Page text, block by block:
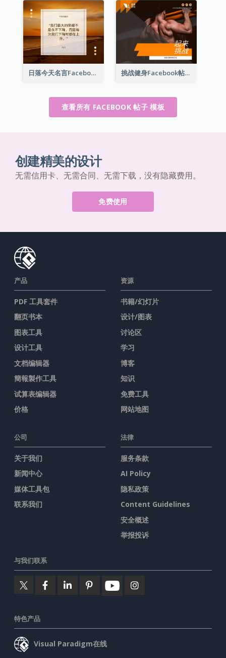
日落今天名言Facebook帖子 挑战健身Facebook帖子
查看所有 FACEBOOK 帖子 模板
创建精美的设计
无需信用卡、无需合同、无需下载，没有隐藏费用。
免费使用
产品
PDF 工具套件
翻页书本
图表工具
设计工具
文档编辑器
簡報製作工具
试算表编辑器
价格
资源
书籍/幻灯片
设计/图表
讨论区
学习
博客
知识
免费工具
网站地图
公司
关于我们
新闻中心
媒体工具包
联系我们
法律
服务条款
AI Policy
隐私政策
Content Guidelines
安全概述
举报投诉
与我们联系
特色产品
Visual Paradigm在线